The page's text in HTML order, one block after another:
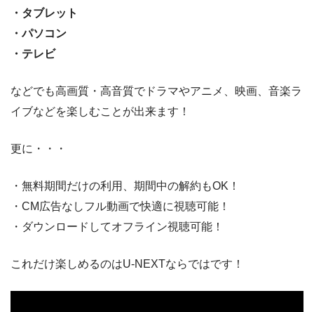
・タブレット
・パソコン
・テレビ
などでも高画質・高音質でドラマやアニメ、映画、音楽ラ
イブなどを楽しむことが出来ます！
更に・・・
・無料期間だけの利用、期間中の解約もOK！
・CM広告なしフル動画で快適に視聴可能！
・ダウンロードしてオフライン視聴可能！
これだけ楽しめるのはU-NEXTならではです！